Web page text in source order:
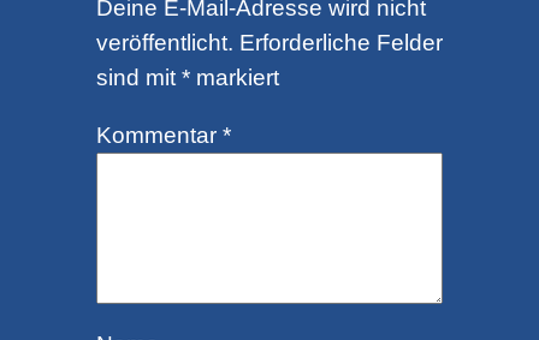
Deine E-Mail-Adresse wird nicht
veröffentlicht. Erforderliche Felder
sind mit *markiert
Kommentar *